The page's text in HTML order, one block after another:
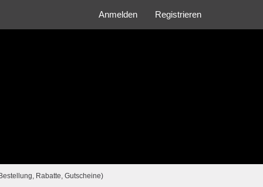
Anmelden Registrieren
Rabatte, Gutscheine)